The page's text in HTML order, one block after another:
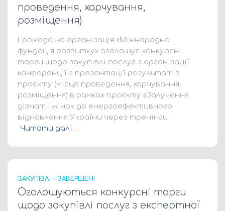
проведення, харчування,
розміщення)
Громадська організація «Міжнародна
фундація розвитку» оголошує конкурсні
торги щодо закупівлі послуг з організації
конференції з презентації результатів
проєкту (місце проведення, харчування,
розміщення) в рамках проєкту «Залучення
дівчат і жінок до енергоефективного
відновлення України через тренінги
Читати далі…
ЗАКУПІВЛІ - ЗАВЕРШЕНІ
Оголошуються конкурсні торги
щодо закупівлі послуг з експертної